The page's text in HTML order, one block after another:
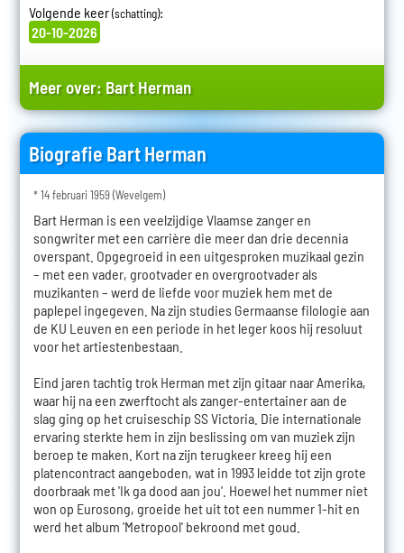
Volgende keer(schatting):
20-10-2026
Meer over: Bart Herman
Biografie Bart Herman
* 14 februari 1959 (Wevelgem)
Bart Herman is een veelzijdige Vlaamse zanger en
songwriter met een carrière die meer dan drie decennia
overspant. Opgegroeid in een uitgesproken muzikaal gezin
– met een vader, grootvader en overgrootvader als
muzikanten – werd de liefde voor muziek hem met de
paplepel ingegeven. Na zijn studies Germaanse filologie aan
de KU Leuven en een periode in het leger koos hij resoluut
voor het artiestenbestaan.
Eind jaren tachtig trok Herman met zijn gitaar naar Amerika,
waar hij na een zwerftocht als zanger-entertainer aan de
slag ging op het cruiseschip SS Victoria. Die internationale
ervaring sterkte hem in zijn beslissing om van muziek zijn
beroep te maken. Kort na zijn terugkeer kreeg hij een
platencontract aangeboden, wat in 1993 leidde tot zijn grote
doorbraak met 'Ik ga dood aan jou'. Hoewel het nummer niet
won op Eurosong, groeide het uit tot een nummer 1-hit en
werd het album 'Metropool' bekroond met goud.